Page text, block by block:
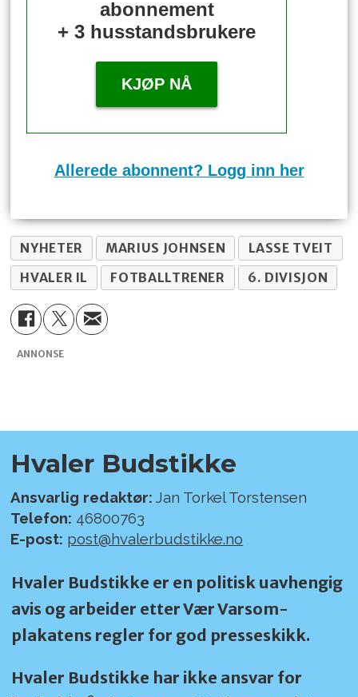
abonnement
+ 3 husstandsbrukere
KJØP NÅ
Allerede abonnent? Logg inn her
NYHETER MARIUS JOHNSEN
LASSE TVEIT
HVALER IL
FOTBALLTRENER 6. DIVISJON
ANNONSE
Hvaler Budstikke
Ansvarlig redaktør: Jan Torkel Torstensen
Telefon: 46800763
E-post: post@hvalerbudstikke.no
Hvaler Budstikke er en politisk uavhengig
avis og arbeider etter Vær Varsom-
plakatens regler for god presseskikk.
Hvaler Budstikke har ikke ansvar for